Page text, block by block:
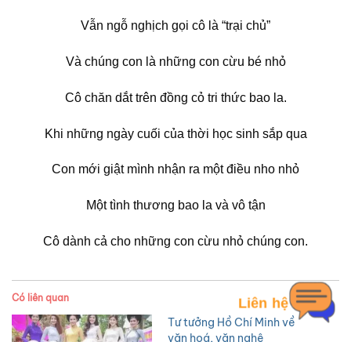
Vẫn ngỗ nghịch gọi cô là “trại chủ”
Và chúng con là những con cừu bé nhỏ
Cô chăn dắt trên đồng cỏ tri thức bao la.
Khi những ngày cuối của thời học sinh sắp qua
Con mới giật mình nhận ra một điều nho nhỏ
Một tình thương bao la và vô tận
Cô dành cả cho những con cừu nhỏ chúng con.
Có liên quan
Tư tưởng Hồ Chí Minh về
văn hoá, văn nghệ
Liên hệ